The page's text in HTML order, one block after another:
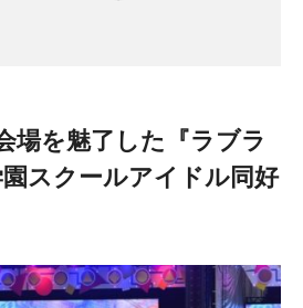
場を魅了した『ラブラ
スクールアイドル同好